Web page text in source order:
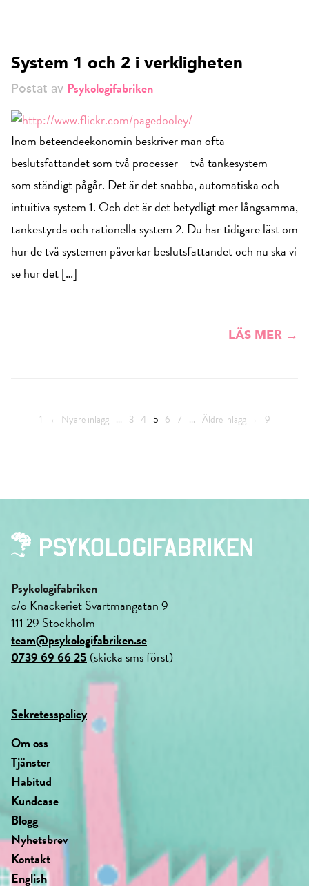
System 1 och 2 i verkligheten
Postat av Psykologifabriken
Inom beteendeekonomin beskriver man ofta
beslutsfattandet som två processer – två tankesystem –
som ständigt pågår. Det är det snabba, automatiska och
intuitiva system 1. Och det är det betydligt mer långsamma,
tankestyrda och rationella system 2. Du har tidigare läst om
hur de två systemen påverkar beslutsfattandet och nu ska vi
se hur det […]
LÄS MER →
1 ← Nyare inlägg ... 3 4 5 6 7 ... Äldre inlägg → 9
Psykologifabriken
c/o Knackeriet Svartmangatan 9
111 29 Stockholm
team@psykologifabriken.se
0739 69 66 25 (skicka sms först)
Sekretesspolicy
Om oss
Tjänster
Habitud
Kundcase
Blogg
Nyhetsbrev
Kontakt
English